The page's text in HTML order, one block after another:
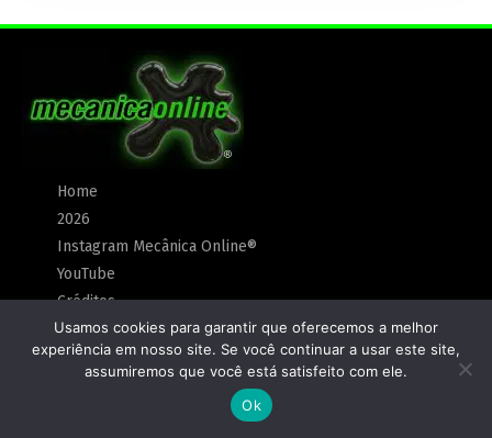
Home
2026
Instagram Mecânica Online®
YouTube
Créditos
Anunciar
Política de Privacidade
Usamos cookies para garantir que oferecemos a melhor
experiência em nosso site. Se você continuar a usar este site,
assumiremos que você está satisfeito com ele.
Ok